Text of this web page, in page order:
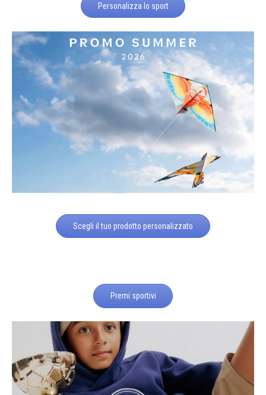
Personalizza lo sport
Scegli il tuo prodotto personalizzato
Premi sportivi